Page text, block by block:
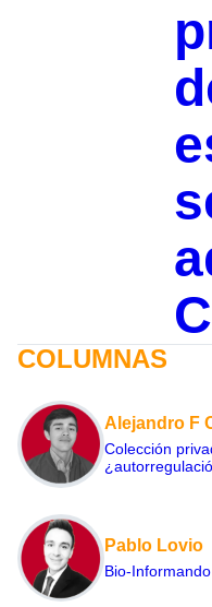
COLUMNAS
Alejandro F
Colección
Pablo Lovio
Bio-